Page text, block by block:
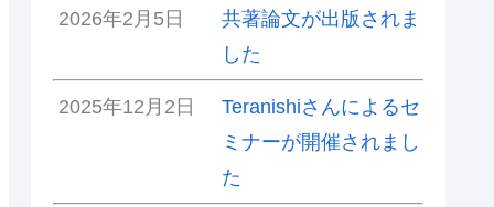
2026年2月5日
共著論文が出版されま
した
2025年12月2日
Teranishiさんによるセ
ミナーが開催されまし
た